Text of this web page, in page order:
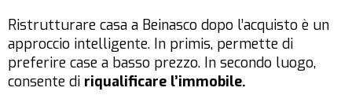
Ristrutturare casa a Beinasco dopo l’acquisto è un
approccio intelligente. In primis, permette di
preferire case a basso prezzo. In secondo luogo,
consente di riqualificare l’immobile.